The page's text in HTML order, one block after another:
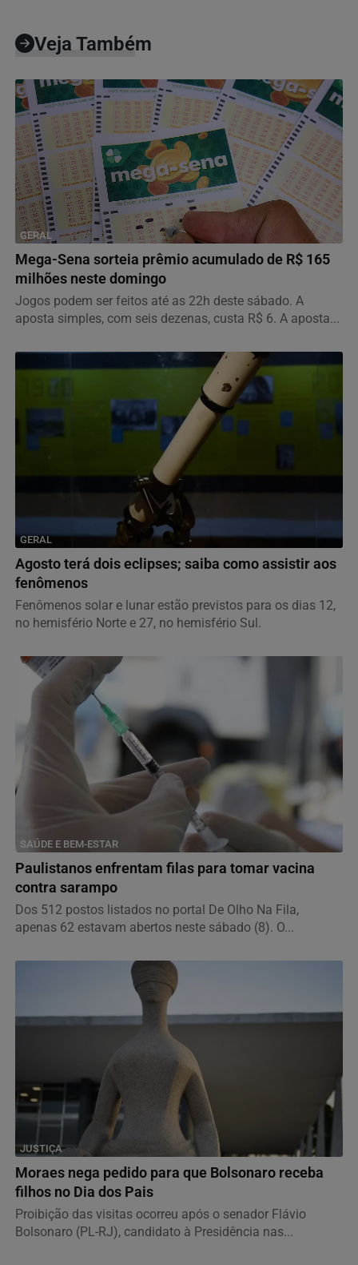
Veja Também
GERAL
Mega-Sena sorteia prêmio acumulado de R$ 165
milhões neste domingo
Jogos podem ser feitos até as 22h deste sábado. A
aposta simples, com seis dezenas, custa R$ 6. A aposta...
GERAL
Agosto terá dois eclipses; saiba como assistir aos
fenômenos
Fenômenos solar e lunar estão previstos para os dias 12,
no hemisfério Norte e 27, no hemisfério Sul.
SAÚDE E BEM-ESTAR
Paulistanos enfrentam filas para tomar vacina
contra sarampo
Dos 512 postos listados no portal De Olho Na Fila,
apenas 62 estavam abertos neste sábado (8). O...
JUSTIÇA
Moraes nega pedido para que Bolsonaro receba
filhos no Dia dos Pais
Proibição das visitas ocorreu após o senador Flávio
Bolsonaro (PL-RJ), candidato à Presidência nas...